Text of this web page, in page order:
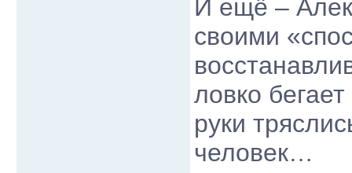
И ещё –
своими
ловко
руки
человек…